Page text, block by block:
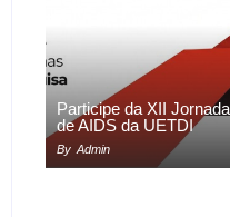
Participe da XII Jornada
de AIDS da UETDI
By Admin